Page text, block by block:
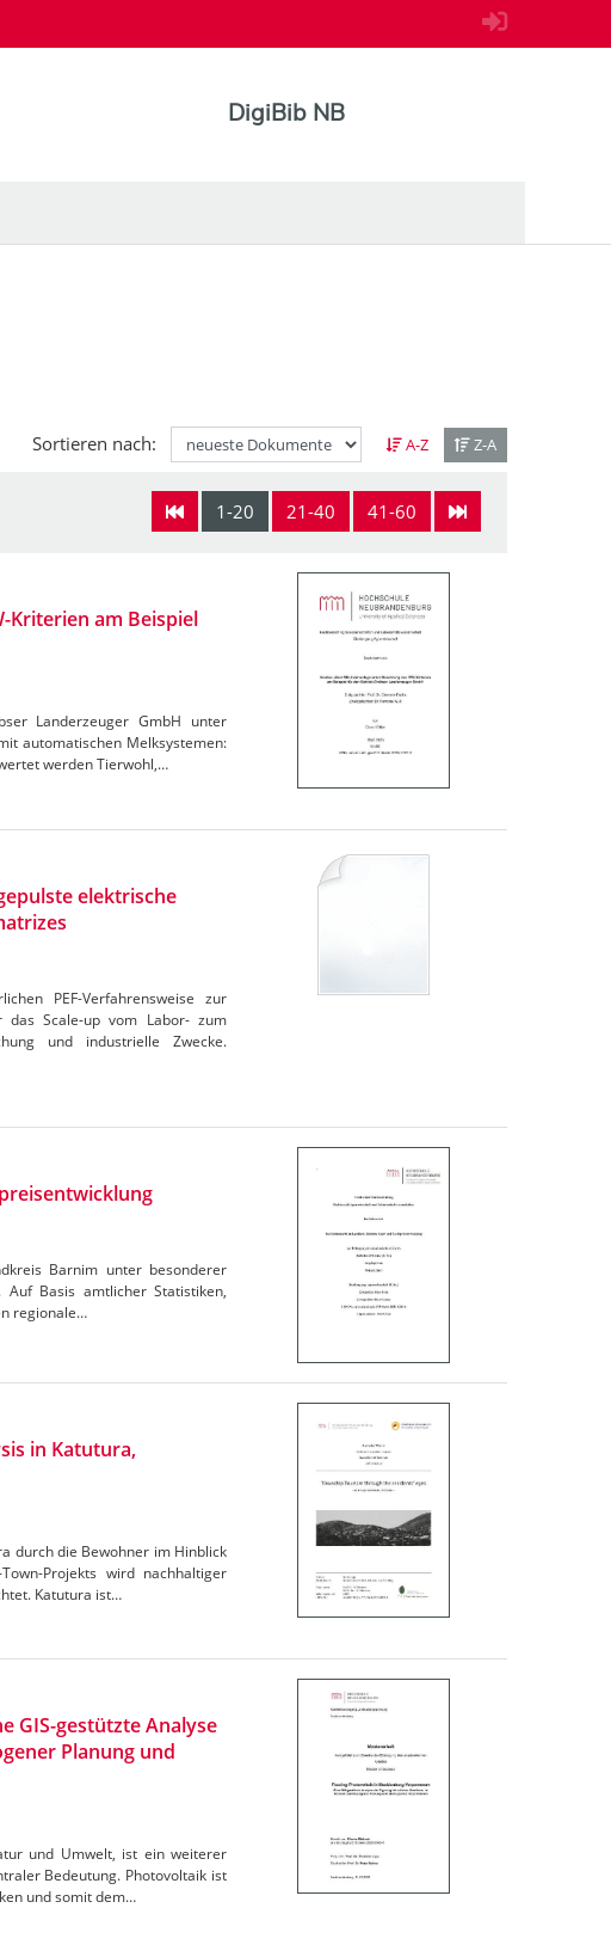
DigiBib NB
Sortieren nach: A-Z Z-A
1-20 21-40 41-60
Kriterien am Beispiel
Landerzeuger GmbH unter
automatischen Melksystemen:
werden Tierwohl,…
elektrische
PEF-Verfahrensweise zur
das Scale-up vom Labor- zum
und industrielle Zwecke.
Barnim unter besonderer
Auf Basis amtlicher Statistiken,
regionale…
in Katutura,
durch die Bewohner im Hinblick
Projekts wird nachhaltiger
Katutura ist…
GIS-gestützte Analyse
Planung und
und Umwelt, ist ein weiterer
Bedeutung. Photovoltaik ist
und somit dem…